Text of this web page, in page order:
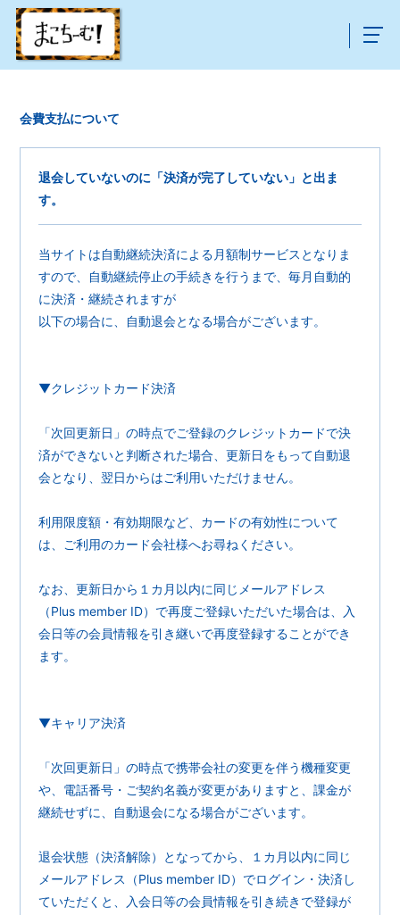
会費支払について
退会していないのに「決済が完了していない」と出ま
す。
当サイトは自動継続決済による月額制サービスとなりま
すので、自動継続停止の手続きを行うまで、毎月自動的
に決済・継続されますが
以下の場合に、自動退会となる場合がございます。
▼クレジットカード決済
「次回更新日」の時点でご登録のクレジットカードで決
済ができないと判断された場合、更新日をもって自動退
会となり、翌日からはご利用いただけません。
利用限度額・有効期限など、カードの有効性について
は、ご利用のカード会社様へお尋ねください。
なお、更新日から１カ月以内に同じメールアドレス
（Plus member ID）で再度ご登録いただいた場合は、入
会日等の会員情報を引き継いで再度登録することができ
ます。
▼キャリア決済
「次回更新日」の時点で携帯会社の変更を伴う機種変更
や、電話番号・ご契約名義が変更がありますと、課金が
継続せずに、自動退会になる場合がございます。
退会状態（決済解除）となってから、１カ月以内に同じ
メールアドレス（Plus member ID）でログイン・決済し
ていただくと、入会日等の会員情報を引き続きで登録が